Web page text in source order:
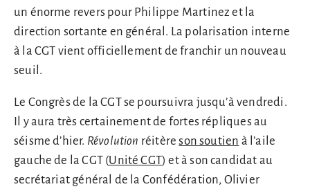
un énorme revers pour Philippe Martinez et la
direction sortante en général. La polarisation interne
à la CGT vient officiellement de franchir un nouveau
seuil.
Le Congrès de la CGT se poursuivra jusqu’à vendredi.
Il y aura très certainement de fortes répliques au
séisme d’hier. Révolution réitèreson soutien à l’aile
gauche de la CGT (Unité CGT) et à son candidat au
secrétariat général de la Confédération, Olivier